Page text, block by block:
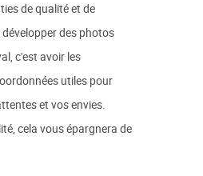
de qualité et de
des photos
c'est avoir les
utiles pour
et vos envies.
cela vous épargnera de